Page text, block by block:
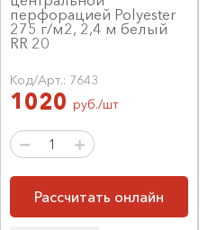
перфорацией Polyester
275 г/м2, 2,4 м белый
RR 20
Код/Арт.: 7643
1020 руб./шт
Рассчитать онлайн